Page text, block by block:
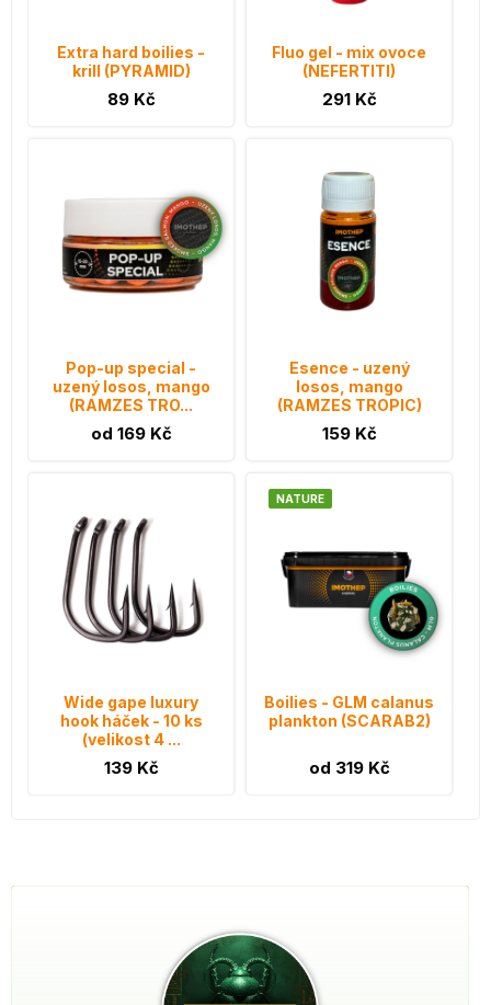
Extra hard boilies -
krill (PYRAMID)
89 Kč
Fluo gel - mix ovoce
(NEFERTITI)
291 Kč
Pop-up special -
uzený losos, mango
(RAMZES TRO...
od 169 Kč
Esence - uzený
losos, mango
(RAMZES TROPIC)
159 Kč
Wide gape luxury
hook háček - 10 ks
(velikost 4 ...
139 Kč
NATURE
Boilies - GLM calanus
plankton (SCARAB2)
od 319 Kč